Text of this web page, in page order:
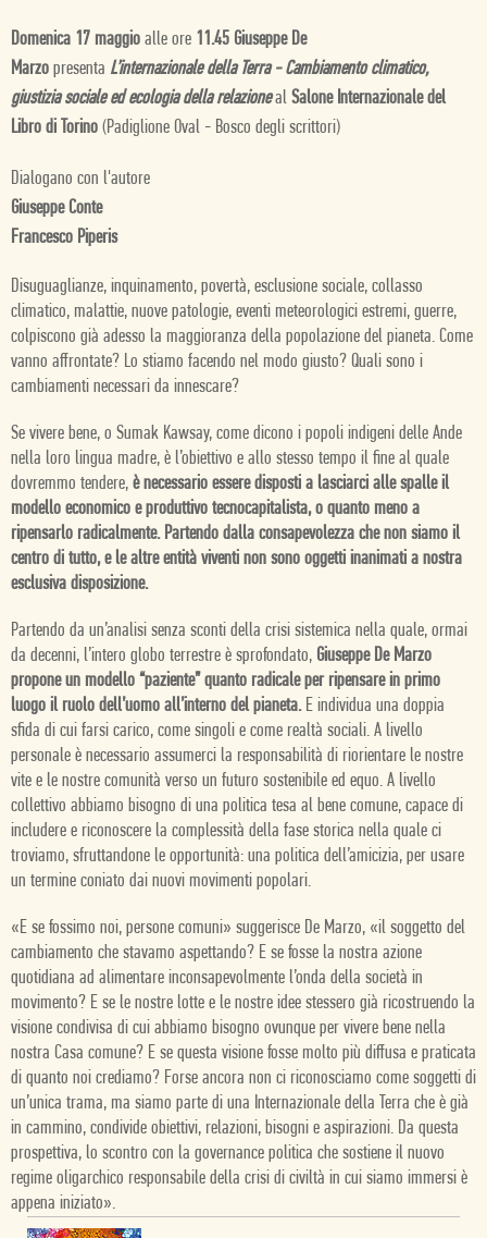
Domenica 17 maggio alle ore 11.45 Giuseppe De
Marzo presenta L’internazionale della Terra - Cambiamento climatico,
giustizia sociale ed ecologia della relazione al Salone Internazionale del
Libro di Torino (Padiglione Oval - Bosco degli scrittori)
Dialogano con l'autore
Giuseppe Conte
Francesco Piperis
Disuguaglianze, inquinamento, povertà, esclusione sociale, collasso
climatico, malattie, nuove patologie, eventi meteorologici estremi, guerre,
colpiscono già adesso la maggioranza della popolazione del pianeta. Come
vanno affrontate? Lo stiamo facendo nel modo giusto? Quali sono i
cambiamenti necessari da innescare?
Se vivere bene, o Sumak Kawsay, come dicono i popoli indigeni delle Ande
nella loro lingua madre, è l’obiettivo e allo stesso tempo il fine al quale
dovremmo tendere, è necessario essere disposti a lasciarci alle spalle il
modello economico e produttivo tecnocapitalista, o quanto meno a
ripensarlo radicalmente. Partendo dalla consapevolezza che non siamo il
centro di tutto, e le altre entità viventi non sono oggetti inanimati a nostra
esclusiva disposizione.
Partendo da un’analisi senza sconti della crisi sistemica nella quale, ormai
da decenni, l’intero globo terrestre è sprofondato, Giuseppe De Marzo
propone un modello “paziente” quanto radicale per ripensare in primo
luogo il ruolo dell’uomo all’interno del pianeta.E individua una doppia
sfida di cui farsi carico, come singoli e come realtà sociali. A livello
personale è necessario assumerci la responsabilità di riorientare le nostre
vite e le nostre comunità verso un futuro sostenibile ed equo. A livello
collettivo abbiamo bisogno di una politica tesa al bene comune, capace di
includere e riconoscere la complessità della fase storica nella quale ci
troviamo, sfruttandone le opportunità: una politica dell’amicizia, per usare
un termine coniato dai nuovi movimenti popolari.
«E se fossimo noi, persone comuni» suggerisce De Marzo, «il soggetto del
cambiamento che stavamo aspettando? E se fosse la nostra azione
quotidiana ad alimentare inconsapevolmente l’onda della società in
movimento? E se le nostre lotte e le nostre idee stessero già ricostruendo la
visione condivisa di cui abbiamo bisogno ovunque per vivere bene nella
nostra Casa comune? E se questa visione fosse molto più diffusa e praticata
di quanto noi crediamo? Forse ancora non ci riconosciamo come soggetti di
un’unica trama, ma siamo parte di una Internazionale della Terra che è già
in cammino, condivide obiettivi, relazioni, bisogni e aspirazioni. Da questa
prospettiva, lo scontro con la governance politica che sostiene il nuovo
regime oligarchico responsabile della crisi di civiltà in cui siamo immersi è
appena iniziato».